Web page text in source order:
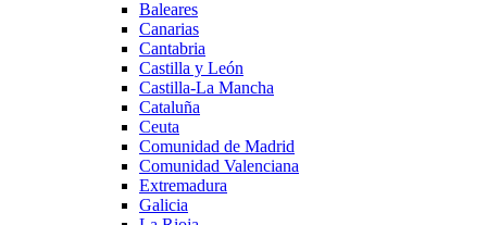
Baleares
Canarias
Cantabria
Castilla y León
Castilla-La Mancha
Cataluña
Ceuta
Comunidad de Madrid
Comunidad Valenciana
Extremadura
Galicia